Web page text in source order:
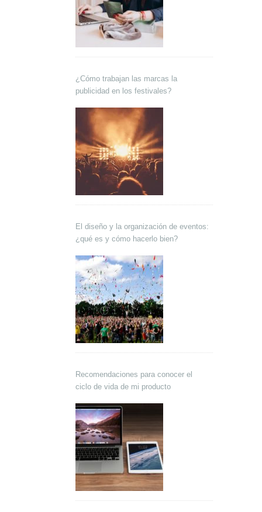
¿Cómo trabajan las marcas la
publicidad en los festivales?
El diseño y la organización de eventos:
¿qué es y cómo hacerlo bien?
Recomendaciones para conocer el
ciclo de vida de mi producto